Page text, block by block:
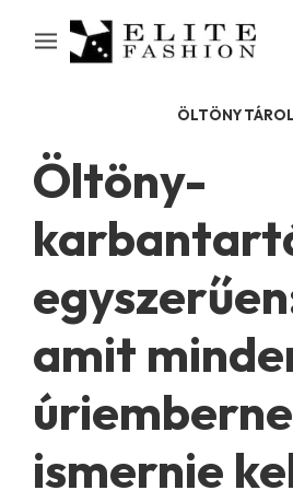
ÖLTÖNY
Öltöny-
amit
ismernie